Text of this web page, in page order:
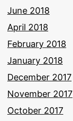
June 2018
April 2018
February 2018
January 2018
December 2017
November 2017
October 2017